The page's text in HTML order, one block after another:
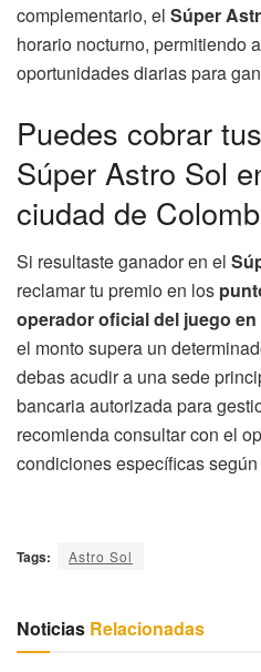
complementario, el Súper
horario nocturno, permitiendo
oportunidades diarias para
Puedes cobrar
Súper Astro Sol
ciudad de
Si resultaste ganador en el
reclamar tu premio en los
operador oficial del juego
el monto supera un
debas acudir a una sede
bancaria autorizada para
recomienda consultar con el
condiciones específicas
Tags: Astro Sol
Noticias Relacionadas